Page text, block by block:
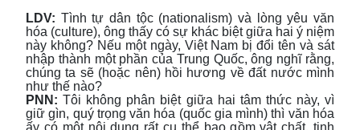
LDV: Tình tự dân tộc (nationalism) và lòng yêu văn
hóa (culture), ông thấy có sự khác biệt giữa hai ý niệm
này không? Nếu một ngày, Việt Nam bị đổi tên và sát
nhập thành một phần của Trung Quốc, ông nghĩ rằng,
chúng ta sẽ (hoặc nên) hồi hương về đất nước mình
như thế nào?
PNN: Tôi không phân biệt giữa hai tâm thức này, vì
giữ gìn, quý trọng văn hóa (quốc gia mình) thì văn hóa
ấy có một nội dung rất cụ thể bao gồm vật chất, tinh